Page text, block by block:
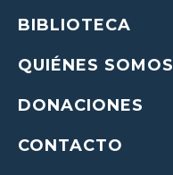
BIBLIOTECA
QUIÉNES SOMOS
DONACIONES
CONTACTO